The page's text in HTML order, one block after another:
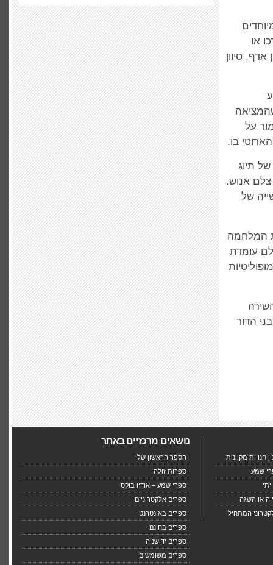
או
סיוון
על
בו.
תיוג
צלם אנוש.
של
המלחמה
עומדת
הדור
חנויות מקוונות
שמע
או השגה
המתחיל
נושאים מרכזיים באתר
הספר הראשון שלי
ספרות זולה
ספרי שמע – אודיו בוקס
ספרים אלקטרוניים
ספרים באינטרנט
ספרים בחינם
ספרים יד שניה
ספרים משומשים